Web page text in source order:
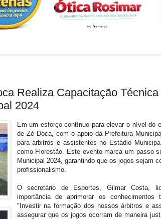
Realiza Capacitação
2024
Em um esforço contínuo para elevar o nível do
de Zé Doca, com o apoio da Prefeitura
para árbitros e assistentes no Estádio
como Florestão. Este evento marca um passo
Municipal 2024, garantindo que os jogos sejam
profissionalismo.
O secretário de Esportes, Gilmar Costa,
importância de aprimorar os conhecimentos
"Investir na formação dos nossos árbitros e
assegurar que os jogos ocorram de maneira